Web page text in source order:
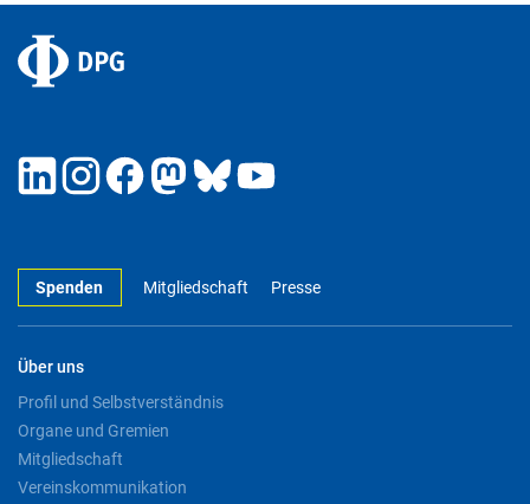
Spenden Mitgliedschaft Presse
Über uns
Profil und Selbstverständnis
Organe und Gremien
Mitgliedschaft
Vereinskommunikation